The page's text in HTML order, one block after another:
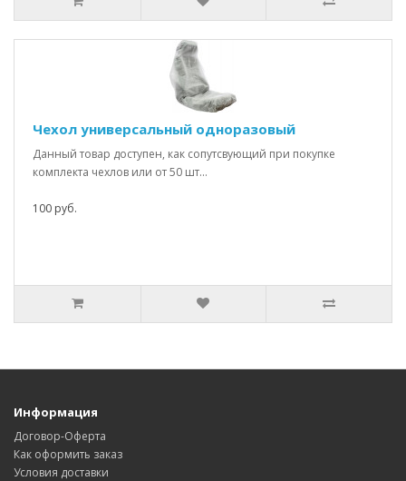
Чехол универсальный одноразовый
Данный товар доступен, как сопутсвующий при покупке
комплекта чехлов или от 50 шт...
100 руб.
Информация
Договор-Оферта
Как оформить заказ
Условия доставки